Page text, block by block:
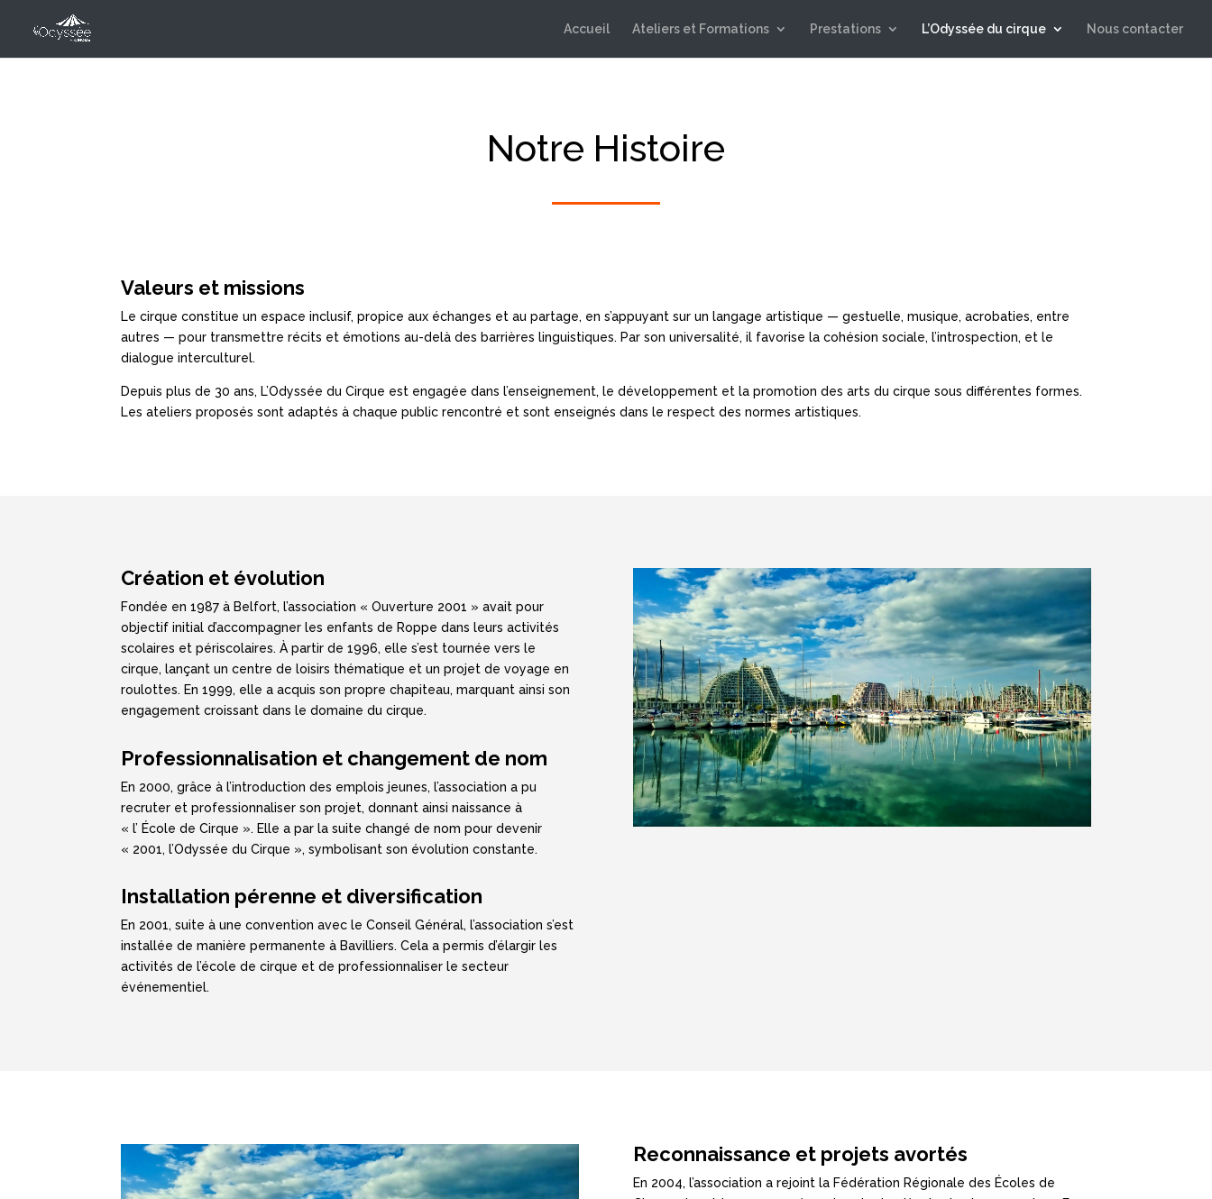
Accueil Ateliers et Formations Prestations L’Odyssée du cirque Nous contacter
Notre Histoire
Valeurs et missions
Le cirque constitue un espace inclusif, propice aux échanges et au partage, en s’appuyant sur un langage artistique — gestuelle, musique, acrobaties, entre
autres — pour transmettre récits et émotions au-delà des barrières linguistiques. Par son universalité, il favorise la cohésion sociale, l’introspection, et le
dialogue interculturel.
Depuis plus de 30 ans, L’Odyssée du Cirque est engagée dans l’enseignement, le développement et la promotion des arts du cirque sous différentes formes.
Les ateliers proposés sont adaptés à chaque public rencontré et sont enseignés dans le respect des normes artistiques.
Création et évolution
Fondée en 1987 à Belfort, l’association « Ouverture 2001 » avait pour
objectif initial d’accompagner les enfants de Roppe dans leurs activités
scolaires et périscolaires. À partir de 1996, elle s’est tournée vers le
cirque, lançant un centre de loisirs thématique et un projet de voyage en
roulottes. En 1999, elle a acquis son propre chapiteau, marquant ainsi son
engagement croissant dans le domaine du cirque.
Professionnalisation et changement de nom
En 2000, grâce à l’introduction des emplois jeunes, l’association a pu
recruter et professionnaliser son projet, donnant ainsi naissance à
« l’ École de Cirque ». Elle a par la suite changé de nom pour devenir
« 2001, l’Odyssée du Cirque », symbolisant son évolution constante.
Installation pérenne et diversification
En 2001, suite à une convention avec le Conseil Général, l’association s’est
installée de manière permanente à Bavilliers. Cela a permis d’élargir les
activités de l’école de cirque et de professionnaliser le secteur
événementiel.
Reconnaissance et projets avortés
En 2004, l’association a rejoint la Fédération Régionale des Écoles de